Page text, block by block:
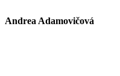
Andrea Adamovičová